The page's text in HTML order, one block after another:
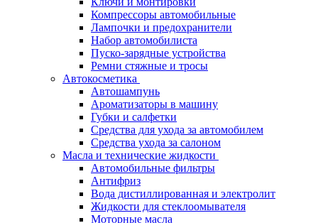
Компрессоры автомобильные
Лампочки и предохранители
Набор автомобилиста
Пуско-зарядные устройства
Ремни стяжные и тросы
Автокосметика
Автошампунь
Ароматизаторы в машину
Губки и салфетки
Средства для ухода за автомобилем
Средства ухода за салоном
Масла и технические жидкости
Автомобильные фильтры
Антифриз
Вода дистиллированная и электролит
Жидкости для стеклоомывателя
Моторные масла